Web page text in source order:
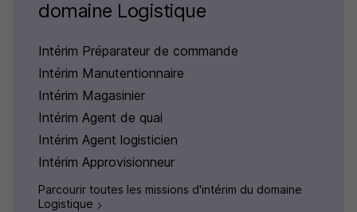
domaine Logistique
Intérim Préparateur de commande
Intérim Manutentionnaire
Intérim Magasinier
Intérim Agent de quai
Intérim Agent logisticien
Intérim Approvisionneur
Parcourir toutes les missions d'intérim du domaine
Logistique